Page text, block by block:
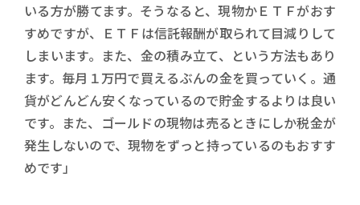
いる方が勝てます。そうなると、現物かＥＴＦがおす
すめですが、ＥＴＦは信託報酬が取られて目減りして
しまいます。また、金の積み立て、という方法もあり
ます。毎月１万円で買えるぶんの金を買っていく。通
貨がどんどん安くなっているので貯金するよりは良い
です。また、ゴールドの現物は売るときにしか税金が
発生しないので、現物をずっと持っているのもおすす
めです」